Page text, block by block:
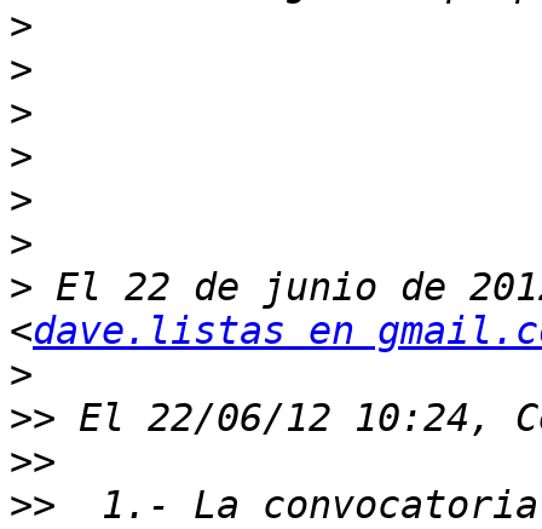
>
>
>
>
>
>
> El 22 de junio de
<dave.listas en
>
>>
>>
>>
1.- La